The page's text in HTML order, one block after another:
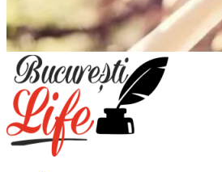
Meniu
principal